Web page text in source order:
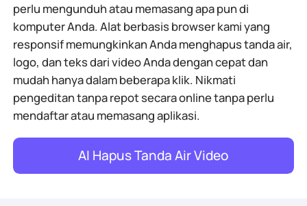
perlu mengunduh atau memasang apa pun di
komputer Anda. Alat berbasis browser kami yang
responsif memungkinkan Anda menghapus tanda air,
logo, dan teks dari video Anda dengan cepat dan
mudah hanya dalam beberapa klik. Nikmati
pengeditan tanpa repot secara online tanpa perlu
mendaftar atau memasang aplikasi.
AI Hapus Tanda Air Video